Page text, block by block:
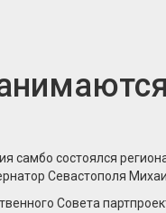
самбо состоялся
Севастополя
Совета